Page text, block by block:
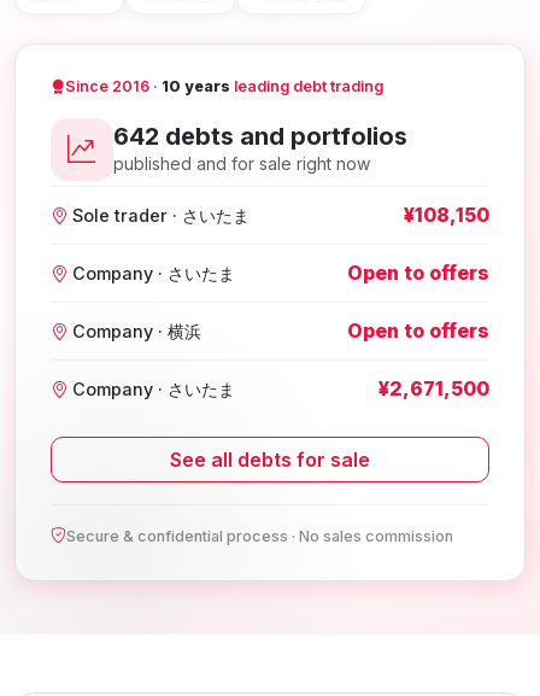
Since 2016 · 10 years leading debt trading
642 debts and portfolios
published and for sale right now
Sole trader · さいたま ¥108,150
Company · さいたま Open to offers
Company · 横浜 Open to offers
Company · さいたま ¥2,671,500
See all debts for sale
Secure & confidential process · No sales commission